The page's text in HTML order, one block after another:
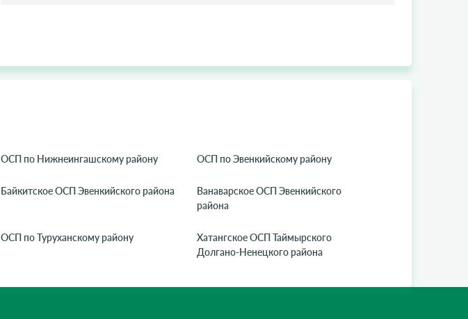
ОСП по Нижнеингашскому району ОСП по Эвенкийскому району
Байкитское ОСП Эвенкийского района
Ванаварское ОСП Эвенкийского
района
ОСП по Туруханскому району
Хатангское ОСП Таймырского
Долгано-Ненецкого района